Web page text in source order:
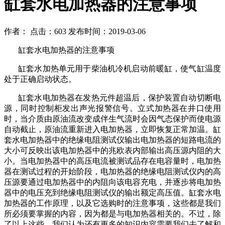
缸套水电加热器的注意事项
作者： 点击：603 发布时间：2019-03-06
缸套水电加热器的注意事项
缸套水加热单元用于柴油机冷机启动前暖缸，使气缸温度
处于正确启动状态。
缸套水电加热器在发热元件超温后，保护装置自动切断电
源，同时控制柜发出声光报警信号。立式加热器在井口使用
时，当介质由原油流改变成伴生气流时会因气态保护而使电源
自动截止，原油流重新进入电加热器，立即恢复正常加温。缸
套水电加热器中的绝缘电阻测试仪输出电加热器的短路电流的
大小可反映出该电加热器中的兆欧表内部输出高压源内阻的大
小。当电加热器中的高压电流被测试品存在电容量时，电加热
器在测试过程的开始阶段，电加热器的绝缘电阻测试仪内的高
压源要通过电加热器中的内阻向该电容充电，并逐步将电加热
器中的电压充到绝缘电阻测试仪的输出额定高压值。缸套水电
加热器的工作原理，以及它选购时的注意事项，这些都是我们
所必须要掌握的内容，因为都是与电加热器相关的。不过，除